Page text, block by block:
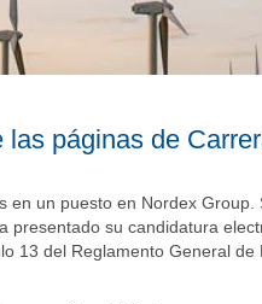
páginas de
en un puesto en Nordex
presentado su candidatura
13 del Reglamento General